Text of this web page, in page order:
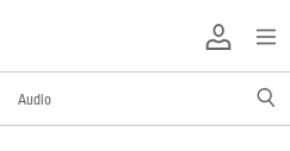
Audio